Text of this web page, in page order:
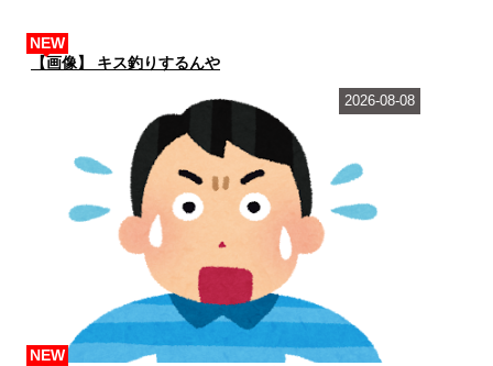
【画像】 キス釣りするんや
NEW
NEW
2026-08-08